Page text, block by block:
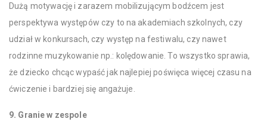
Dużą motywację i zarazem mobilizującym bodźcem jest
perspektywa występów czy to na akademiach szkolnych, czy
udział w konkursach, czy występ na festiwalu, czy nawet
rodzinne muzykowanie np.: kolędowanie. To wszystko sprawia,
że dziecko chcąc wypaść jak najlepiej poświęca więcej czasu na
ćwiczenie i bardziej się angażuje.
9. Granie w zespole